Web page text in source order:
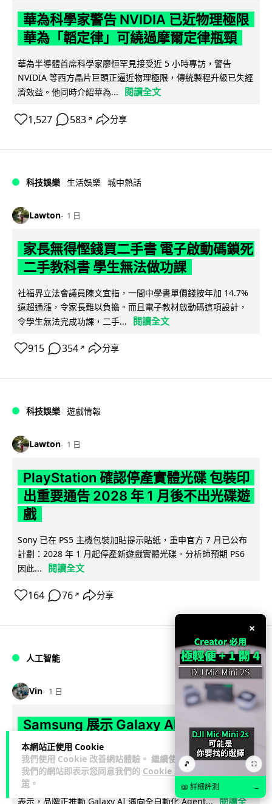
本網站正使用 Cookie
我們使用 Cookie 改善網站體驗。 繼續使用
我們的網站即表示您同意我們的 Cookie 政
策 。
華為科學家警告 NVIDIA 已近物理極限
華為「韜定律」可繞過摩爾定律瓶頸
華為半導體首席科學家廖恒罕見接受近 5 小時專訪，警告
NVIDIA 等西方晶片巨頭正逼近物理極限，傳統製程升級已失經
濟效益。他同時介紹華為...
閱讀全文
1,527 583 ↗ 分享
科技娛樂 生活娛樂 城中熱話
Lawton 1 日
家長無得慳錢買二手書 電子啟動碼鎖死
二手教科書 學生無法做功課
社福界立法會議員陳文宜指，一間中學書單價錢按年加 14.7%
遠超通漲，令家長難以負擔。而且電子教材啟動碼這項設計，
令學生無法完成功課，二手...
閱讀全文
915 354 ↗ 分享
科技娛樂 遊戲情報
Lawton 1 日
PlayStation 確認停產實體光碟 包裝印
出重要通告 2028 年 1 月後不出光碟遊
戲
Sony 已在 PS5 主機包裝加貼提示貼紙，重申官方 7 月已公布
計劃：2028 年 1 月起停產新遊戲實體光碟。分析師預期 PS6
因此...
閱讀全文
164 76 ↗ 分享
人工智能
Vin 1 日
Samsung 展示 Galaxy AI 新方向 未來
手機毋須輸入文字 轉向 Agent 全自動操
作
Samsung 電子 MX 部門顧客體驗辦公室主管兼副總裁 Jay Kim
表示，品牌正推動 Galaxy AI 邁向全自動化 Agent... 閱讀全
×
🎵 ⛶
📖 詳細評測 →